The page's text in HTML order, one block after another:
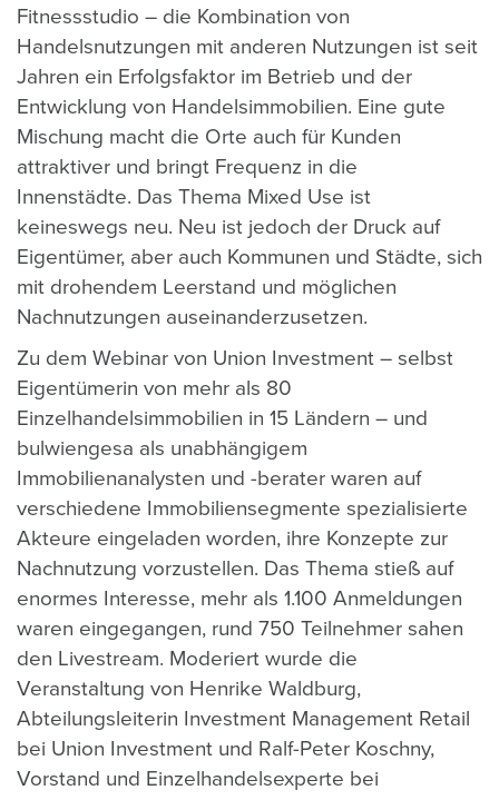
Fitnessstudio – die Kombination von
Handelsnutzungen mit anderen Nutzungen ist seit
Jahren ein Erfolgsfaktor im Betrieb und der
Entwicklung von Handelsimmobilien. Eine gute
Mischung macht die Orte auch für Kunden
attraktiver und bringt Frequenz in die
Innenstädte. Das Thema Mixed Use ist
keineswegs neu. Neu ist jedoch der Druck auf
Eigentümer, aber auch Kommunen und Städte, sich
mit drohendem Leerstand und möglichen
Nachnutzungen auseinanderzusetzen.
Zu dem Webinar von Union Investment – selbst
Eigentümerin von mehr als 80
Einzelhandelsimmobilien in 15 Ländern – und
bulwiengesa als unabhängigem
Immobilienanalysten und -berater waren auf
verschiedene Immobiliensegmente spezialisierte
Akteure eingeladen worden, ihre Konzepte zur
Nachnutzung vorzustellen. Das Thema stieß auf
enormes Interesse, mehr als 1.100 Anmeldungen
waren eingegangen, rund 750 Teilnehmer sahen
den Livestream. Moderiert wurde die
Veranstaltung von Henrike Waldburg,
Abteilungsleiterin Investment Management Retail
bei Union Investment und Ralf-Peter Koschny,
Vorstand und Einzelhandelsexperte bei